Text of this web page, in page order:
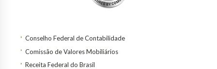
Conselho Federal de Contabilidade
Comissão de Valores Mobiliários
Receita Federal do Brasil